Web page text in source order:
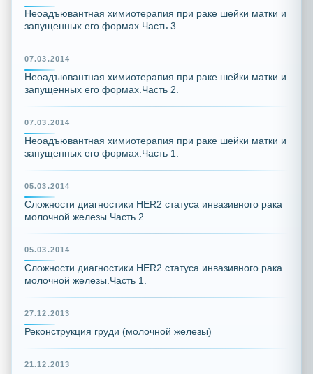
Неоадъювантная химиотерапия при раке шейки матки и
запущенных его формах.Часть 3.
07.03.2014
Неоадъювантная химиотерапия при раке шейки матки и
запущенных его формах.Часть 2.
07.03.2014
Неоадъювантная химиотерапия при раке шейки матки и
запущенных его формах.Часть 1.
05.03.2014
Сложности диагностики HER2 статуса инвазивного рака
молочной железы.Часть 2.
05.03.2014
Сложности диагностики HER2 статуса инвазивного рака
молочной железы.Часть 1.
27.12.2013
Реконструкция груди (молочной железы)
21.12.2013